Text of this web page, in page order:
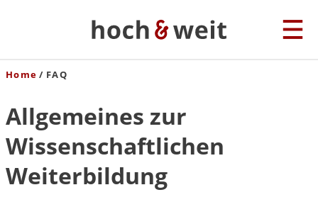
Home FAQ
Allgemeines zur
Wissenschaftlichen
Weiterbildung